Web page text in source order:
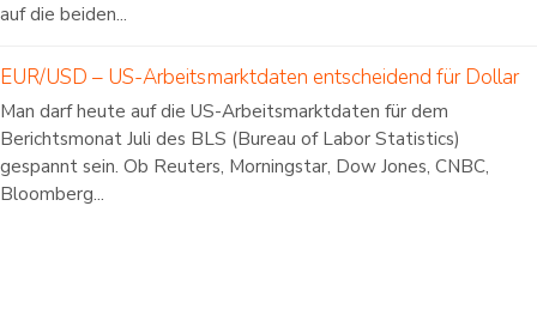
auf die beiden...
EUR/USD – US-Arbeitsmarktdaten entscheidend für Dollar
Man darf heute auf die US-Arbeitsmarktdaten für dem
Berichtsmonat Juli des BLS (Bureau of Labor Statistics)
gespannt sein. Ob Reuters, Morningstar, Dow Jones, CNBC,
Bloomberg...